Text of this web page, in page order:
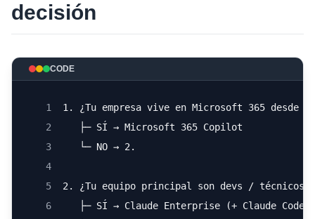
decisión
CODE
1
1. ¿Tu empresa vive en Microsoft 365 desde
2
   ├─ SÍ → Microsoft 365 Copilot
3
   └─ NO → 2.
4
5
2. ¿Tu equipo principal son devs / técnicos
6
├─ SÍ → Claude Enterprise (+ Claude Code